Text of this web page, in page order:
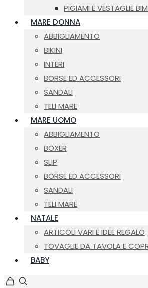
PIGIAMI E VESTAGLIE
MARE DONNA
ABBIGLIAMENTO
BIKINI
INTERI
BORSE ED ACCESSORI
SANDALI
TELI MARE
MARE UOMO
ABBIGLIAMENTO
BOXER
SLIP
BORSE ED ACCESSORI
SANDALI
TELI MARE
NATALE
ARTICOLI VARI E IDEE REGALO
TOVAGLIE DA TAVOLA E
BABY